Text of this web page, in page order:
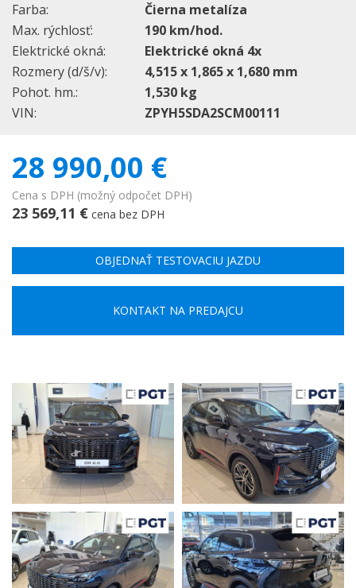
Farba:
Čierna metalíza
Max. rýchlosť:
190 km/hod.
Elektrické okná:
Elektrické okná 4x
Rozmery (d/š/v):
4,515 x 1,865 x 1,680 mm
Pohot. hm.:
1,530 kg
VIN:
ZPYH5SDA2SCM00111
28 990,00 €
Cena s DPH (možný odpočet DPH)
23 569,11 € cena bez DPH
OBJEDNAŤ TESTOVACIU JAZDU
KONTAKT NA PREDAJCU